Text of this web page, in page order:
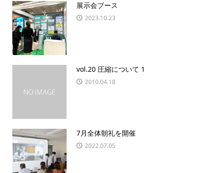
展示会ブース
2023.10.23
vol.20 圧縮について 1
2010.04.18
7月全体朝礼を開催
2022.07.05